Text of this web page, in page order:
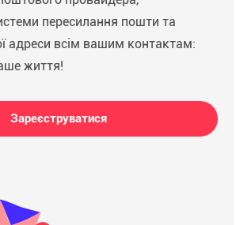
пересилання пошти та
адреси всім вашим контактам:
життя!
Зареєструватися